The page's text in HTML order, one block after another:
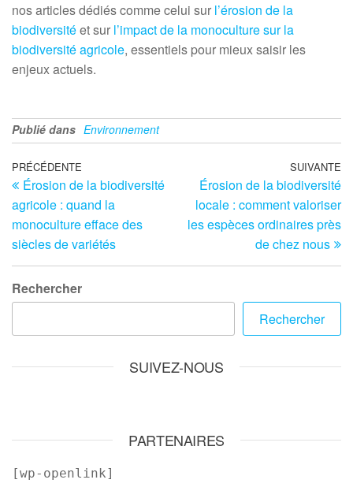
nos articles dédiés comme celui sur l’érosion de la
biodiversitéet sur l’impact de la monoculture sur la
biodiversité agricole, essentiels pour mieux saisir les
enjeux actuels.
Publié dans Environnement
Navigation
de
l’article
Article
précédent
PRÉCÉDENTE
Érosion de la biodiversité
agricole : quand la
monoculture efface des
siècles de variétés
SUIVANTE
Érosion de la biodiversité
locale : comment valoriser
les espèces ordinaires près
de chez nous
Rechercher
Rechercher
SUIVEZ-NOUS
PARTENAIRES
[wp-openlink]